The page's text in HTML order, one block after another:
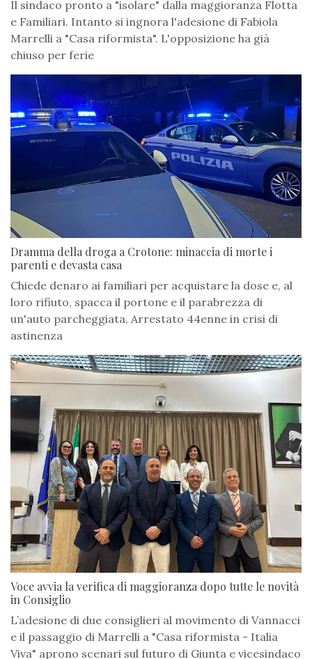
Il sindaco pronto a "isolare" dalla maggioranza Flotta
e Familiari. Intanto si ingnora l'adesione di Fabiola
Marrelli a "Casa riformista". L'opposizione ha già
chiuso per ferie
Dramma della droga a Crotone: minaccia di morte i
parenti e devasta casa
Chiede denaro ai familiari per acquistare la dose e, al
loro rifiuto, spacca il portone e il parabrezza di
un'auto parcheggiata. Arrestato 44enne in crisi di
astinenza
Voce avvia la verifica di maggioranza dopo tutte le novità
in Consiglio
L’adesione di due consiglieri al movimento di Vannacci
e il passaggio di Marrelli a "Casa riformista - Italia
Viva" aprono scenari sul futuro di Giunta e vicesindaco